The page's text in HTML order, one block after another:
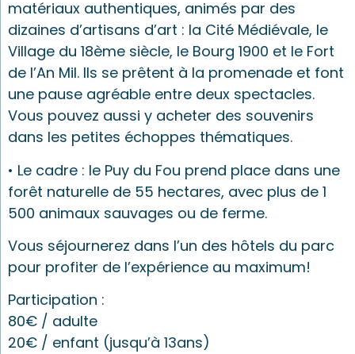
matériaux authentiques, animés par des
dizaines d’artisans d’art : la Cité Médiévale, le
Village du 18ème siècle, le Bourg 1900 et le Fort
de l’An Mil. Ils se prêtent à la promenade et font
une pause agréable entre deux spectacles.
Vous pouvez aussi y acheter des souvenirs
dans les petites échoppes thématiques.
• Le cadre : le Puy du Fou prend place dans une
forêt naturelle de 55 hectares, avec plus de 1
500 animaux sauvages ou de ferme.
Vous séjournerez dans l’un des hôtels du parc
pour profiter de l’expérience au maximum!
Participation :
80€ / adulte
20€ / enfant (jusqu’à 13ans)